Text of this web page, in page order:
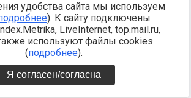
удобства сайта мы используем
). К сайту подключены
LiveInternet, top.mail.ru,
используют файлы cookies
(подробнее).
Я согласен/согласна